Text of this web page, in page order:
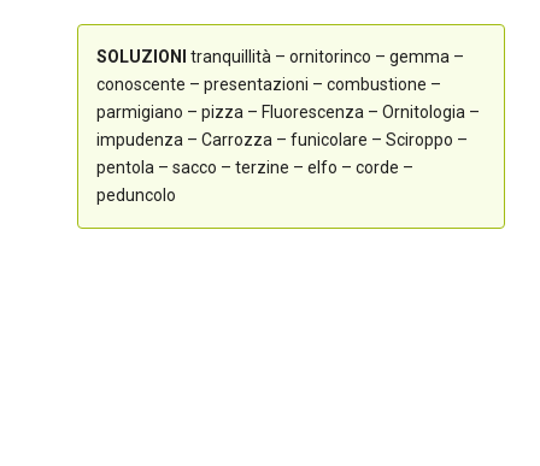
SOLUZIONI
tranquillità – ornitorinco – gemma –
conoscente – presentazioni – combustione –
parmigiano – pizza – Fluorescenza – Ornitologia –
impudenza – Carrozza – funicolare – Sciroppo –
pentola – sacco – terzine – elfo – corde –
peduncolo